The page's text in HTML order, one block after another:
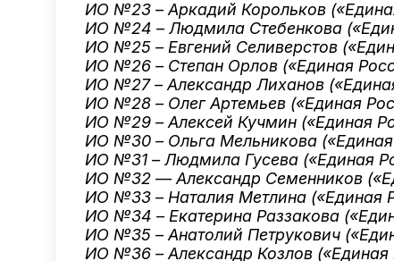
ИО №23 – Аркадий Корольков
ИО №24 – Людмила Стебенкова
ИО №25 – Евгений Селиверстов
ИО №26 – Степан Орлов («Единая
ИО №27 – Александр Лиханов
ИО №28 – Олег Артемьев («Единая
ИО №29 – Алексей Кучмин («Единая
ИО №30 – Ольга Мельникова («Единая
ИО №31 – Людмила Гусева («Единая
ИО №32 — Александр Семенников
ИО №33 – Наталия Метлина («Единая
ИО №34 – Екатерина Раззакова
ИО №35 – Анатолий Петрукович
ИО №36 – Александр Козлов («Единая